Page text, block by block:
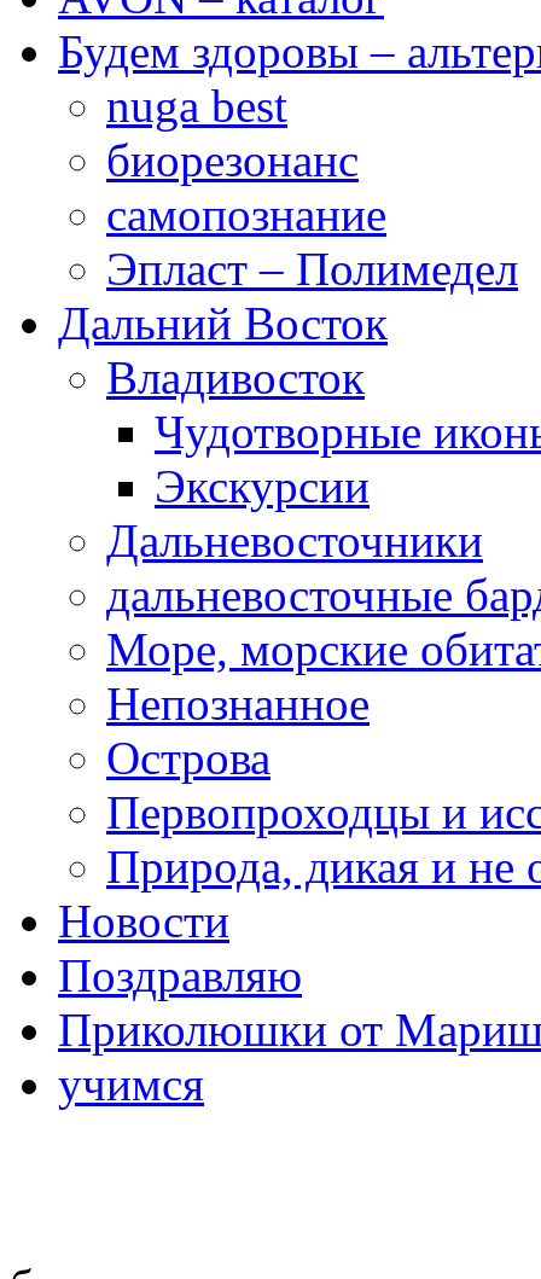
Будем здоровы –
nuga best
биорезонанс
самопознание
Эпласт – Полимедел
Дальний Восток
Владивосток
Чудотворные
Экскурсии
Дальневосточники
дальневосточные
Море, морские
Непознанное
Острова
Первопроходцы и
Природа, дикая и не
Новости
Поздравляю
Приколюшки от
учимся